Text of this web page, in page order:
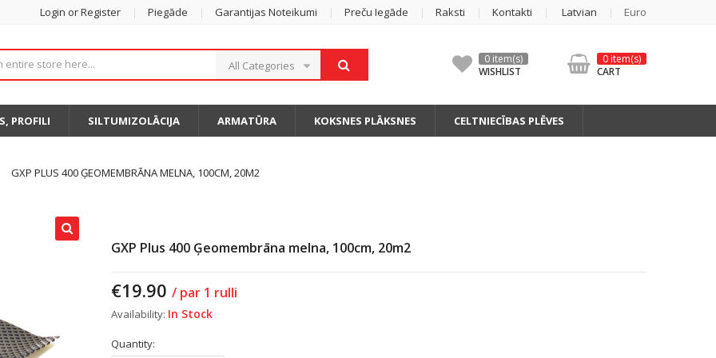
Login or Register Piegāde Garantijas Noteikumi Preču Iegāde Raksti Kontakti Latvian Euro
All Categories
0 item(s)
WISHLIST
0 item(s)
CART
PROFILI SILTUMIZOLĀCIJA ARMATŪRA KOKSNES PLĀKSNES CELTNIECĪBAS PLĒVES
GXP PLUS 400 ĢEOMEMBRĀNA MELNA, 100CM, 20M2
GXP Plus 400 Ģeomembrāna melna, 100cm, 20m2
€19.90 / par 1 rulli
Availability: In Stock
Quantity: